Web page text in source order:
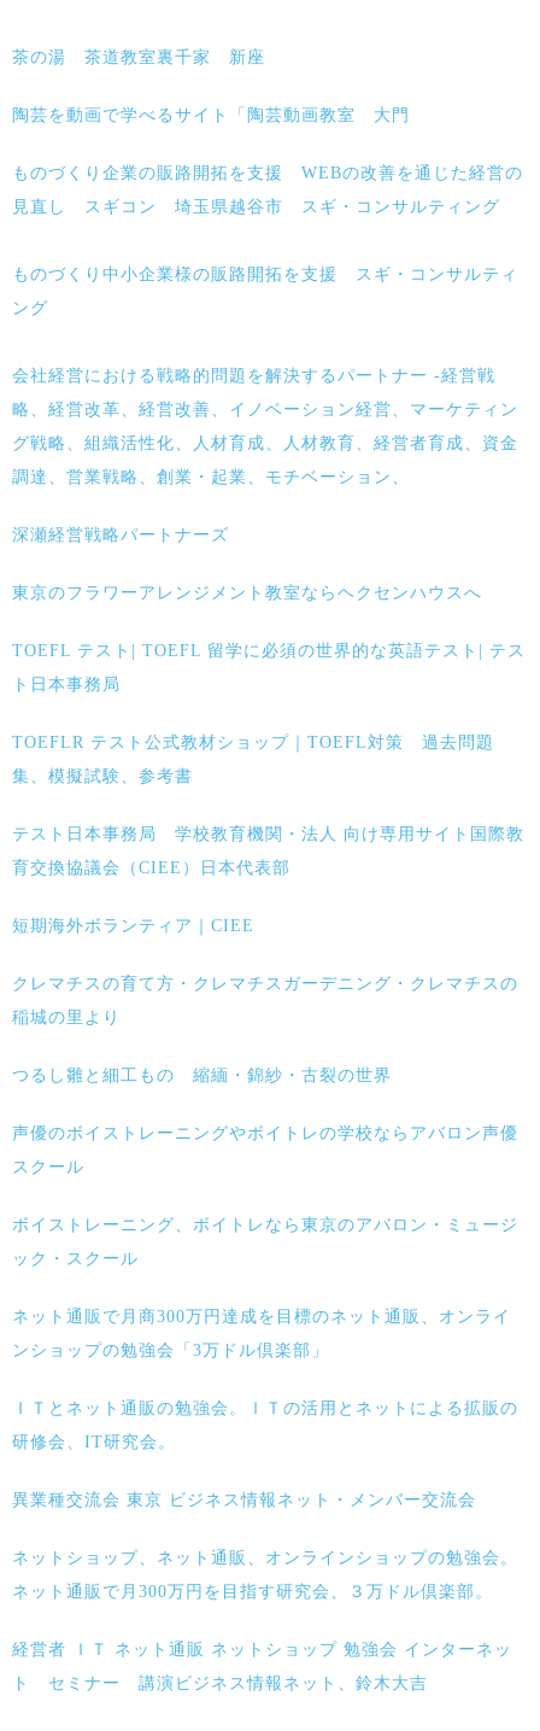
茶の湯 茶道教室裏千家 新座
陶芸を動画で学べるサイト「陶芸動画教室 大門
ものづくり企業の販路開拓を支援 WEBの改善を通じた経営の
見直し スギコン 埼玉県越谷市 スギ・コンサルティング
ものづくり中小企業様の販路開拓を支援 スギ・コンサルティ
ング
会社経営における戦略的問題を解決するパートナー -経営戦
略、経営改革、経営改善、イノベーション経営、マーケティン
グ戦略、組織活性化、人材育成、人材教育、経営者育成、資金
調達、営業戦略、創業・起業、モチベーション、
深瀬経営戦略パートナーズ
東京のフラワーアレンジメント教室ならヘクセンハウスへ
TOEFL テスト| TOEFL 留学に必須の世界的な英語テスト| テス
ト日本事務局
TOEFLR テスト公式教材ショップ｜TOEFL対策 過去問題
集、模擬試験、参考書
テスト日本事務局 学校教育機関・法人 向け専用サイト国際教
育交換協議会（CIEE）日本代表部
短期海外ボランティア｜CIEE
クレマチスの育て方・クレマチスガーデニング・クレマチスの
稲城の里より
つるし雛と細工もの 縮緬・錦紗・古裂の世界
声優のボイストレーニングやボイトレの学校ならアバロン声優
スクール
ボイストレーニング、ボイトレなら東京のアバロン・ミュージ
ック・スクール
ネット通販で月商300万円達成を目標のネット通販、オンライ
ンショップの勉強会「3万ドル倶楽部」
ＩＴとネット通販の勉強会。ＩＴの活用とネットによる拡販の
研修会、IT研究会。
異業種交流会 東京 ビジネス情報ネット・メンバー交流会
ネットショップ、ネット通販、オンラインショップの勉強会。
ネット通販で月300万円を目指す研究会、３万ドル倶楽部。
経営者 ＩＴ ネット通販 ネットショップ 勉強会 インターネッ
ト セミナー 講演ビジネス情報ネット、鈴木大吉